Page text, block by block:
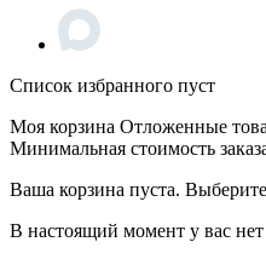
Список избранного пуст
Моя корзина Отложенные
Минимальная стоимость
Ваша корзина пуста.
В настоящий момент у вас